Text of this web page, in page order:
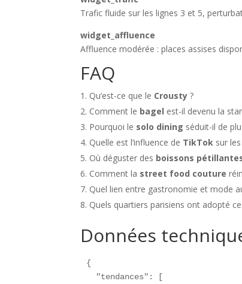
Trafic fluide sur les lignes 3 et 5,
widget_affluence
Affluence modérée : places assises
FAQ
Qu’est-ce que le Crousty ?
Comment le bagel est-il devenu la
Pourquoi le solo dining séduit-il de
Quelle est l’influence de TikTok sur
Où déguster des boissons
Comment la street food couture
Quel lien entre gastronomie et mode
Quels quartiers parisiens ont adopté
Données
{
  "tendances": [